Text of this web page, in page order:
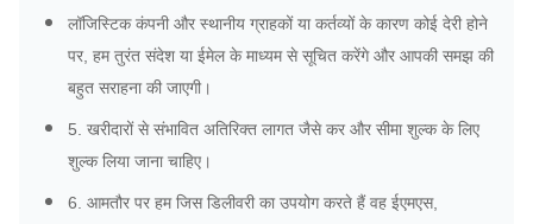
लॉजिस्टिक कंपनी और स्थानीय ग्राहकों या कर्तव्यों के कारण कोई देरी होने
पर, हम तुरंत संदेश या ईमेल के माध्यम से सूचित करेंगे और आपकी समझ की
बहुत सराहना की जाएगी।
5. खरीदारों से संभावित अतिरिक्त लागत जैसे कर और सीमा शुल्क के लिए
शुल्क लिया जाना चाहिए।
6. आमतौर पर हम जिस डिलीवरी का उपयोग करते हैं वह ईएमएस,